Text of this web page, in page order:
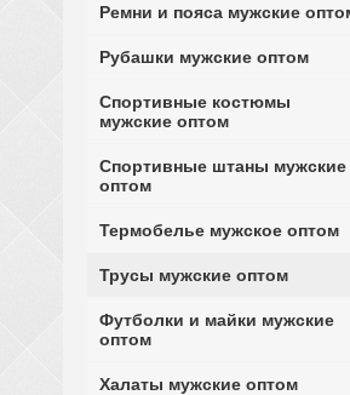
Ремни и пояса мужские
Рубашки мужские оптом
Спортивные костюмы
мужские оптом
Спортивные штаны мужские
оптом
Термобелье мужское оптом
Трусы мужские оптом
Футболки и майки мужские
оптом
Халаты мужские оптом